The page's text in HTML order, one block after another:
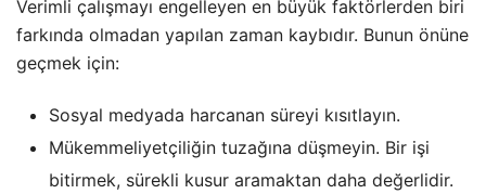
Verimli çalışmayı engelleyen en büyük faktörlerden biri
farkında olmadan yapılan zaman kaybıdır. Bunun önüne
geçmek için:
Sosyal medyada harcanan süreyi kısıtlayın.
Mükemmeliyetçiliğin tuzağına düşmeyin. Bir işi
bitirmek, sürekli kusur aramaktan daha değerlidir.